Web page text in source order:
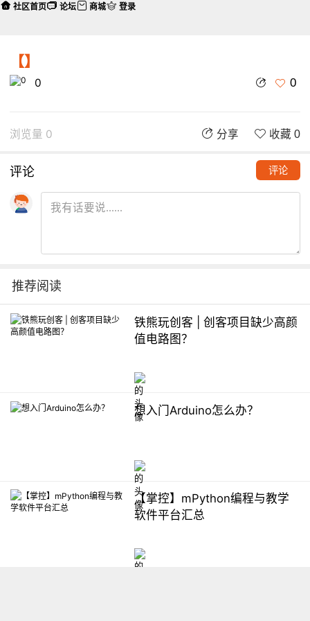
【】
0 0
浏览量 0 分享 收藏 0
评论 评论
推荐阅读
铁熊玩创客 | 创客项目缺少高颜
值电路图？
想入门Arduino怎么办？
【掌控】mPython编程与教学
软件平台汇总
社区首页 论坛 商城 登录